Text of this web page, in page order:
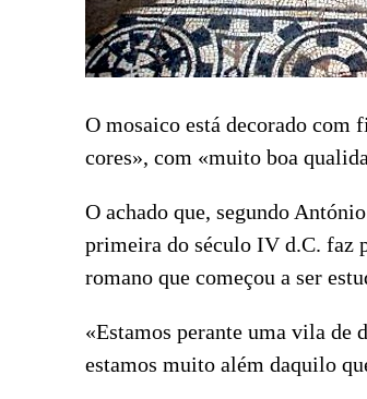
O mosaico está decorado com
cores», com «muito boa
O achado que, segundo
primeira do século IV d.C. faz
romano que começou a ser
«Estamos perante uma vila de
estamos muito além daquilo